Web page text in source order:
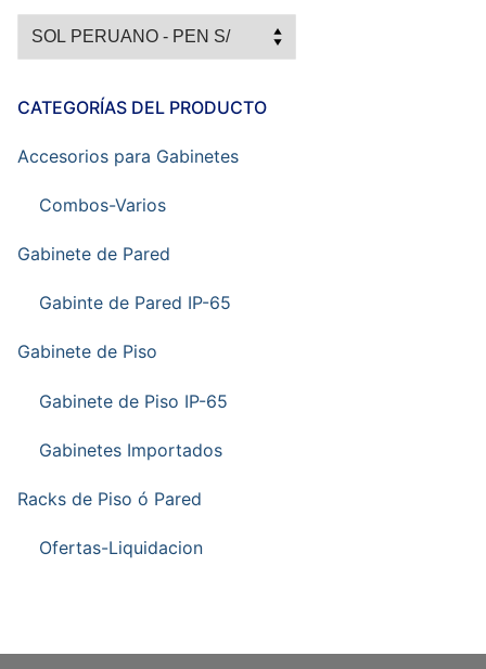
CATEGORÍAS DEL PRODUCTO
Accesorios para Gabinetes
Combos-Varios
Gabinete de Pared
Gabinte de Pared IP-65
Gabinete de Piso
Gabinete de Piso IP-65
Gabinetes Importados
Racks de Piso ó Pared
Ofertas-Liquidacion